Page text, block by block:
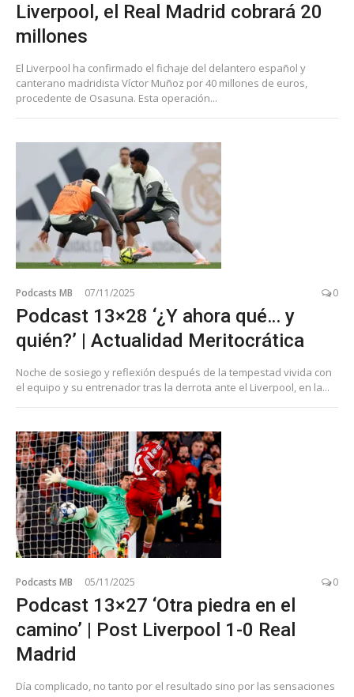
Liverpool, el Real Madrid cobrará 20
millones
El Liverpool ha confirmado el fichaje del delantero español y
canterano madridista Víctor Muñoz por 40 millones de euros,
procedente de Osasuna. Esta operación...
Podcasts MB 07/11/2025 0
Podcast 13×28 ‘¿Y ahora qué… y
quién?’ | Actualidad Meritocrática
Noche de sosiego y reflexión después de la tempestad vivida con
el equipo y su entrenador tras la derrota ante el Liverpool, en la...
Podcasts MB 05/11/2025 0
Podcast 13×27 ‘Otra piedra en el
camino’ | Post Liverpool 1-0 Real
Madrid
Día complicado, no tanto por el resultado sino por las sensaciones